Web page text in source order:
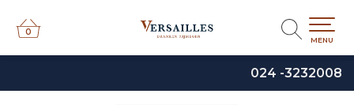
024 -3232008
0
0
MENU